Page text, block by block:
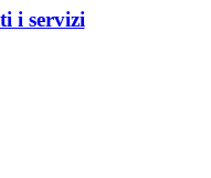
i servizi